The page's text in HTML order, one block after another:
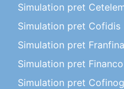
Simulation pret
Simulation pret Cofidis
Simulation pret
Simulation pret Financo
Simulation pret